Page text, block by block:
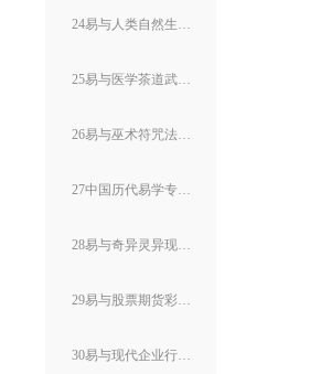
24易与人类自然生态环境
25易与医学茶道武术养生
26易与巫术符咒法术蛊术
27中国历代易学专家名人
28易与奇异灵异现象探秘
29易与股票期货彩票投资
30易与现代企业行业投资